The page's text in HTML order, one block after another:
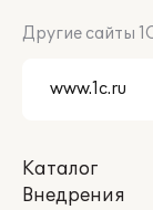
Другие сайты
Каталог
Внедрения